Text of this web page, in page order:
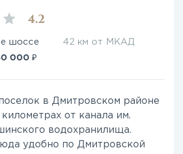
4.2
шоссе 42 км от МКАД
000 ₽
в Дмитровском районе
от канала им.
водохранилища.
удобно по Дмитровской